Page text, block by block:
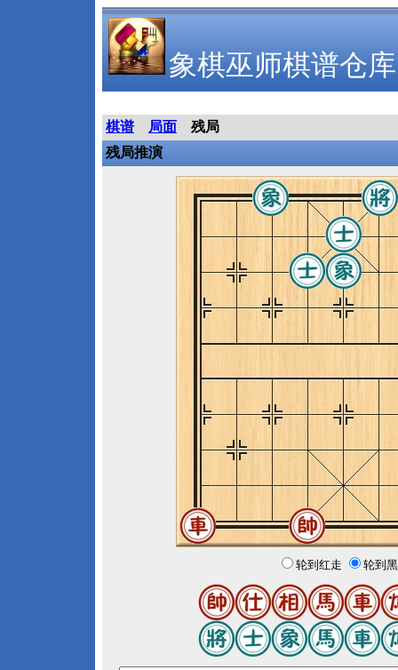
象棋巫师棋谱仓库
棋谱 局面
残局
残局推演
轮到红走 轮到